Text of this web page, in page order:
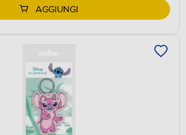
AGGIUNGI